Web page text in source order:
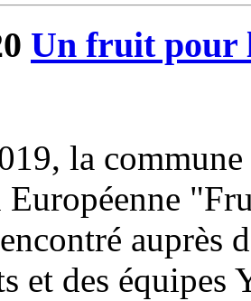
Un fruit pour
la
auprès
et des